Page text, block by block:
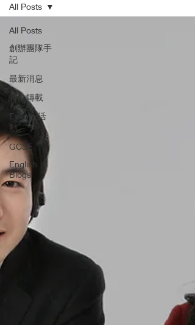
All Posts
創辦團隊手
記
最新消息
特約轉載
Events 活
動
GCSE
English
Blogs
All Posts